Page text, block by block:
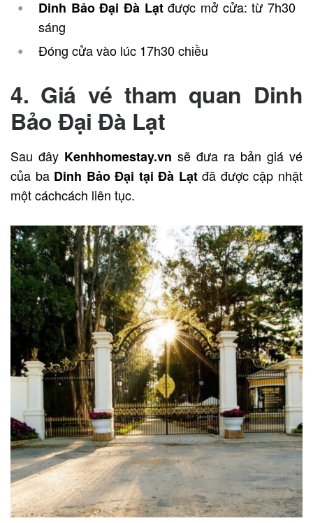
Dinh Bảo Đại Đà Lạtđược mở cửa: từ 7h30
sáng
Đóng cửa vào lúc 17h30 chiều
4. Giá vé tham quan Dinh
Bảo Đại Đà Lạt
Sau đây Kenhhomestay.vn sẽ đưa ra bản giá vé
của ba Dinh Bảo Đại tại Đà Lạtđã được cập nhật
một cáchcách liên tục.